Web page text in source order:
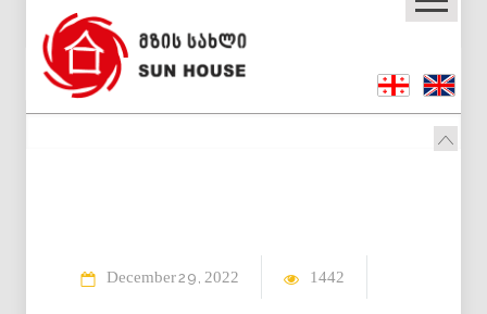
December29 2022 1442